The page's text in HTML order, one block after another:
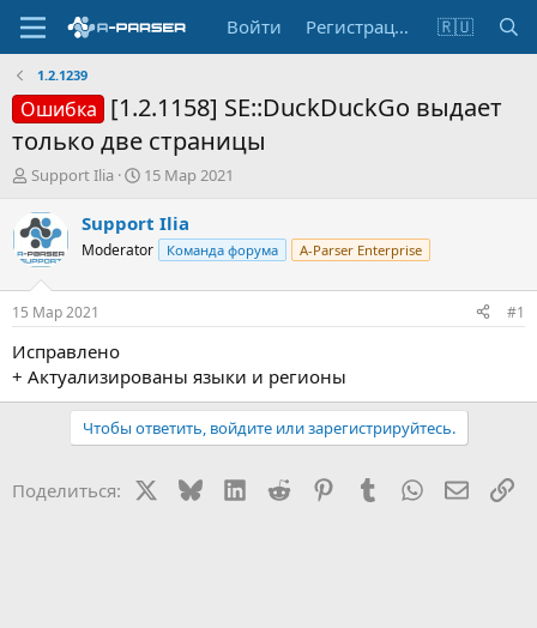
Войти Регистрация 🇷🇺
1.2.1239
Ошибка [1.2.1158] SE::DuckDuckGo выдает
только две страницы
А
т
о
р
т
е
м
ы
Support Ilia
Д
т
н
а
15 Мар 2021
Support Ilia
Moderator Команда форума A-Parser Enterprise
15 Мар 2021 #1
Исправлено
+ Актуализированы языки и регионы
Чтобы ответить, войдите или зарегистрируйтесь.
Поделиться: BlueskyLinkedIn
Reddit PinterestTumblr WhatsApp